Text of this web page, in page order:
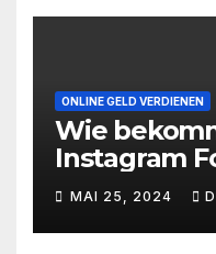
ONLINE GELD VERDIENEN
Wie
Instagram
MAI 25, 2024